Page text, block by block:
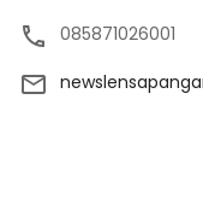
085871026001